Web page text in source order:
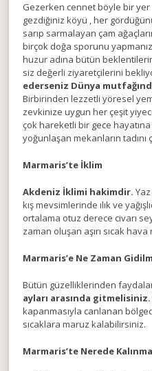
Gezerken cennet böyle bir
gezdiğiniz köyü , her
sarıp sarmalayan çam
birçok doğa sporunu
huzur adına bütün
siz değerli ziyaretçilerini
ederseniz Dünya
Birbirinden lezzetli yöresel
zevkinize uygun her çeşit
çok hareketli bir gece
yoğunlaşan mekanların tadını
Marmaris’te İklim
Akdeniz İklimi hakimdir.
kış mevsimlerinde ılık ve
ortalama otuz derece civarı
zaman oluşan aşırı sıcak
Marmaris’e Ne Zaman
Bütün güzelliklerinden
ayları arasında gitmelisiniz.
kapanmasıyla canlanan
sıcaklara maruz kalabilirsiniz.
Marmaris’te Nerede